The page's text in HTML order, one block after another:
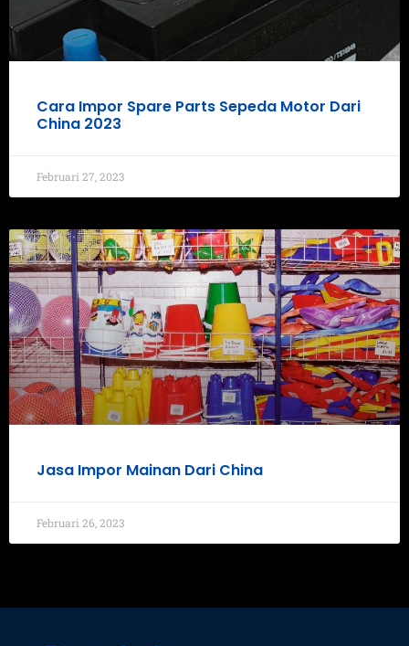
Cara Impor Spare Parts Sepeda Motor Dari
China 2023
Februari 27, 2023
Jasa Impor Mainan Dari China
Februari 26, 2023